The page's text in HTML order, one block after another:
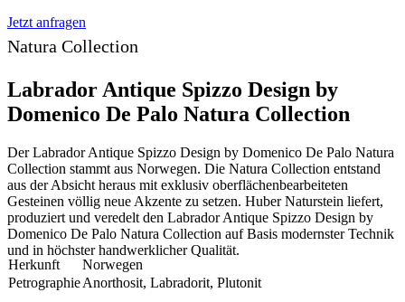
Jetzt anfragen
Natura Collection
Labrador Antique Spizzo Design by
Domenico De Palo Natura Collection
Der Labrador Antique Spizzo Design by Domenico De Palo Natura
Collection stammt aus Norwegen. Die Natura Collection entstand
aus der Absicht heraus mit exklusiv oberflächenbearbeiteten
Gesteinen völlig neue Akzente zu setzen. Huber Naturstein liefert,
produziert und veredelt den Labrador Antique Spizzo Design by
Domenico De Palo Natura Collection auf Basis modernster Technik
und in höchster handwerklicher Qualität.
Herkunft
Norwegen
PetrographieAnorthosit, Labradorit, Plutonit